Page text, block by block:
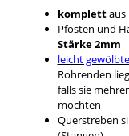
komplettaus
Pfosten und
Stärke 2mm
leicht
Rohrenden
falls sie
möchten
Querstreben